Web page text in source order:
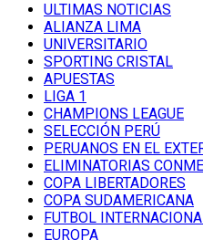
ULTIMAS NOTICIAS
ALIANZA LIMA
UNIVERSITARIO
SPORTING CRISTAL
APUESTAS
LIGA 1
CHAMPIONS LEAGUE
SELECCIÓN PERÚ
PERUANOS EN EL
ELIMINATORIAS
COPA LIBERTADORES
COPA SUDAMERICANA
FUTBOL
EUROPA